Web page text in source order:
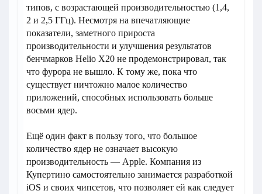
типов, с возрастающей производительностью (1,4,
2 и 2,5 ГГц). Несмотря на впечатляющие
показатели, заметного прироста
производительности и улучшения результатов
бенчмарков Helio X20 не продемонстрировал, так
что фурора не вышло. К тому же, пока что
существует ничтожно малое количество
приложений, способных использовать больше
восьми ядер.
Ещё один факт в пользу того, что большое
количество ядер не означает высокую
производительность — Apple. Компания из
Купертино самостоятельно занимается разработкой
iOS и своих чипсетов, что позволяет ей как следует